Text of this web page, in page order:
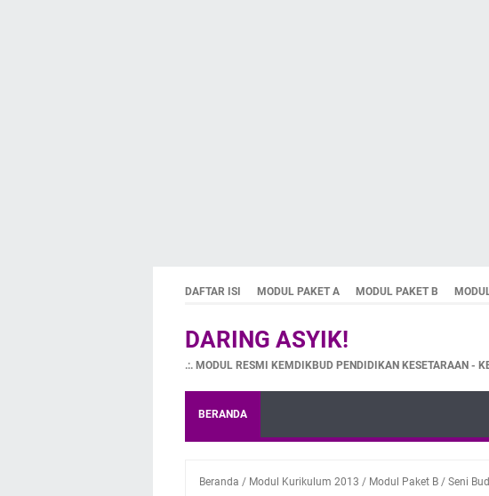
DAFTAR ISI MODUL PAKET A MODUL PAKET B
DARING ASYIK!
.:. MODUL RESMI KEMDIKBUD PENDIDIKAN KESETARAAN -
BERANDA
Beranda / Modul Kurikulum 2013 / Modul Paket B / Seni